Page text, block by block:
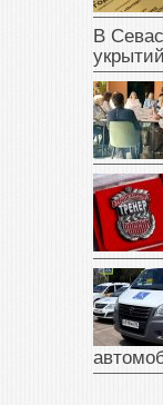
В
укрытий